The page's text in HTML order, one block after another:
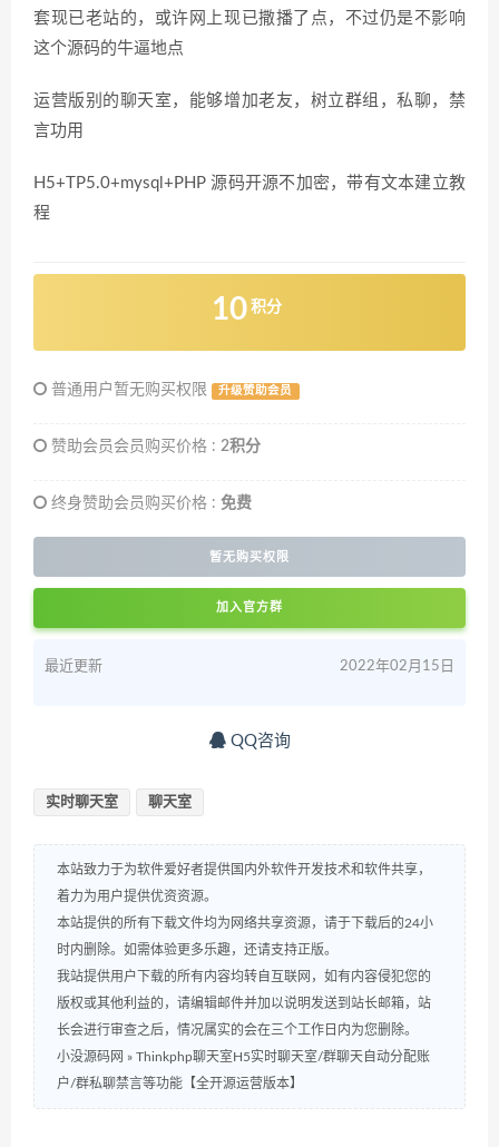
套现已老站的，或许网上现已撒播了点，不过仍是不影响
这个源码的牛逼地点
运营版别的聊天室，能够增加老友，树立群组，私聊，禁
言功用
H5+TP5.0+mysql+PHP 源码开源不加密，带有文本建立教
程
10 积分
普通用户暂无购买权限 升级赞助会员
赞助会员会员购买价格 : 2积分
终身赞助会员购买价格 : 免费
暂无购买权限
加入官方群
最近更新 2022年02月15日
QQ咨询
实时聊天室 聊天室
本站致力于为软件爱好者提供国内外软件开发技术和软件共享，
着力为用户提供优资资源。
本站提供的所有下载文件均为网络共享资源，请于下载后的24小
时内删除。如需体验更多乐趣，还请支持正版。
我站提供用户下载的所有内容均转自互联网，如有内容侵犯您的
版权或其他利益的，请编辑邮件并加以说明发送到站长邮箱，站
长会进行审查之后，情况属实的会在三个工作日内为您删除。
小没源码网 » Thinkphp聊天室H5实时聊天室/群聊天自动分配账
户/群私聊禁言等功能【全开源运营版本】